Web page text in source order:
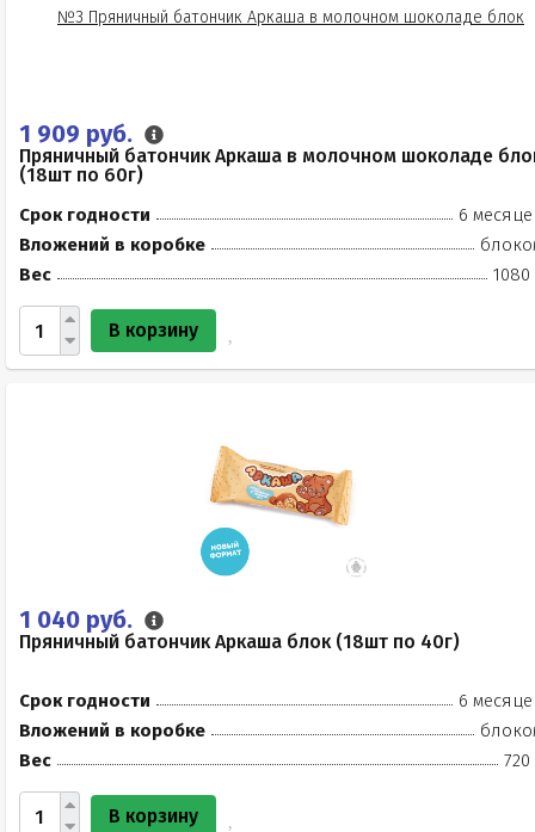
1 909 руб.
Пряничный батончик Аркаша в молочном шоколаде
(18шт по 60г)
Срок годности
6
Вложений в коробке
Вес
1080
В корзину
1 040 руб.
Пряничный батончик Аркаша блок (18шт по 40г)
Срок годности
6
Вложений в коробке
Вес
720
В корзину